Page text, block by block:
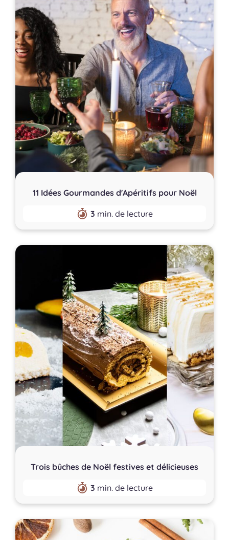
11 Idées Gourmandes d'Apéritifs pour Noël
3 min. de lecture
Trois bûches de Noël festives et délicieuses
3 min. de lecture